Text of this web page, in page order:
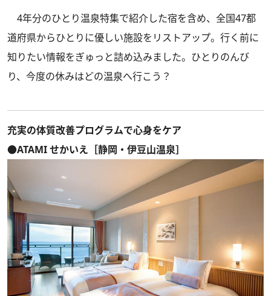
4年分のひとり温泉特集で紹介した宿を含め、全国47都
道府県からひとりに優しい施設をリストアップ。行く前に
知りたい情報をぎゅっと詰め込みました。ひとりのんび
り、今度の休みはどの温泉へ行こう？
充実の体質改善プログラムで心身をケア
●ATAMI せかいえ［静岡・伊豆山温泉］